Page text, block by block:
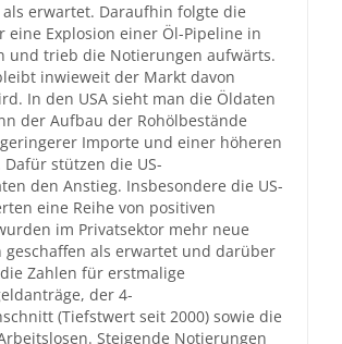
erwartet. Daraufhin folgte die
eine Explosion einer Öl-Pipeline in
und trieb die Notierungen aufwärts.
inwieweit der Markt davon
In den USA sieht man die Öldaten
der Aufbau der Rohölbestände
Importe und einer höheren
stützen die US-
den Anstieg. Insbesondere die US-
eine Reihe von positiven
im Privatsektor mehr neue
geschaffen als erwartet und darüber
Zahlen für erstmalige
der 4-
(Tiefstwert seit 2000) sowie die
Steigende Notierungen